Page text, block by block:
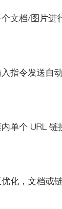
文档/图片进
指令发送自
单个 URL 链
化，文档或